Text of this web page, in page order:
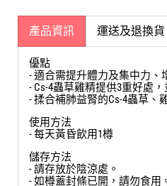
產品資訊 運送及退換貨
優點
- 適合需提升體力及集中力、
- Cs-4蟲草雞精提供3重好處
- 揉合補肺益腎的Cs-4蟲草、
使用方法
- 每天黃昏飲用1樽
儲存方法
- 請存放於陰涼處。
- 如樽蓋封條已開，請勿食用